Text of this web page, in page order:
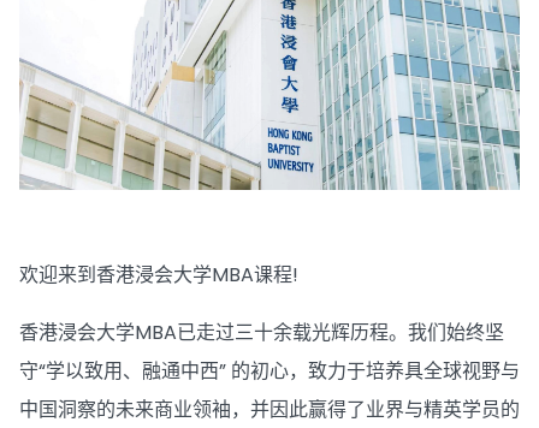
欢迎来到香港浸会大学MBA课程!
香港浸会大学MBA已走过三十余载光辉历程。我们始终坚
守“学以致用、融通中西” 的初心，致力于培养具全球视野与
中国洞察的未来商业领袖，并因此赢得了业界与精英学员的